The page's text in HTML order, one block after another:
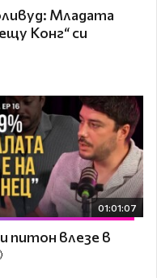
Младата
Конг“ си
01:01:07
питон влезе в